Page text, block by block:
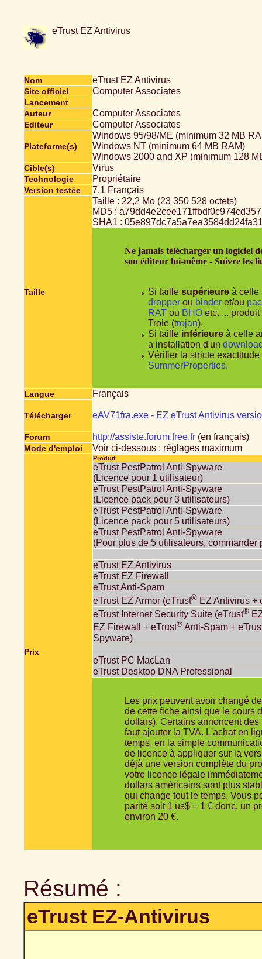
eTrust EZ Antivirus
Nom eTrust EZ Antivirus
Site officiel Computer Associates
Lancement
Auteur
Computer Associates
Editeur Computer Associates
Plateforme(s)
Windows 95/98/ME (minimum 32 MB
Windows NT (minimum 64 MB RAM)
Windows 2000 and XP (minimum 128
Cible(s) Virus
Technologie Propriétaire
Version testée 7.1 Français
Taille
Taille : 22,2 Mo (23 350 528 octets)
MD5 :
SHA1 :
Ne jamais télécharger un logiciel
son éditeur lui-même - Suivre les
Si taille supérieure à celle
dropper ou binder et/ou
RAT ou BHO etc. ...
Troie (trojan).
Si taille inférieure à celle
a installation d'un
Vérifier la stricte
SummerProperties.
Langue Français
Télécharger eAV71fra.exe - EZ eTrust Antivirus
Forum http://assiste.forum.free.fr (en français)
Mode d'emploi Voir ci-dessous : réglages maximum
Prix
Produit
eTrust PestPatrol Anti-Spyware
(Licence pour 1 utilisateur)
eTrust PestPatrol Anti-Spyware
(Licence pack pour 3 utilisateurs)
eTrust PestPatrol Anti-Spyware
(Licence pack pour 5 utilisateurs)
eTrust PestPatrol Anti-Spyware
(Pour plus de 5 utilisateurs, commander
eTrust EZ Antivirus
eTrust EZ Firewall
eTrust Anti-Spam
eTrust EZ Armor (eTrust® EZ Antivirus +
eTrust Internet Security Suite (eTrust®
EZ Firewall + eTrust® Anti-Spam +
Spyware)
eTrust PC MacLan
eTrust Desktop DNA Professional
Les prix peuvent avoir changé
de cette fiche ainsi que le cours
dollars). Certains annoncent
faut ajouter la TVA. L'achat en
temps, en la simple
de licence à appliquer sur la
déjà une version complète du
votre licence légale
dollars américains sont plus
qui change tout le temps. Vous
parité soit 1 us$ = 1 € donc, un
environ 20 €.
Résumé :
eTrust EZ-Antivirus